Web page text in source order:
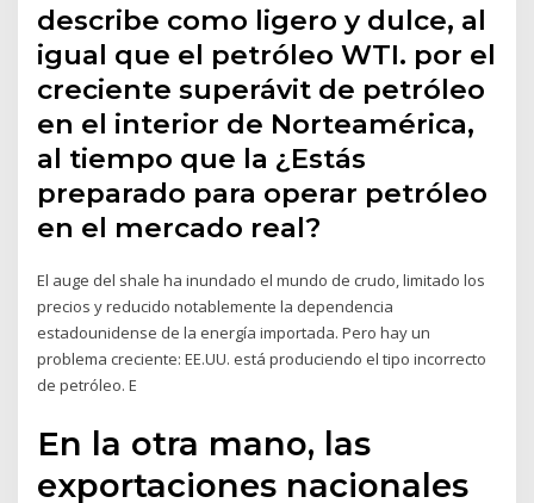
describe como ligero y dulce, al
igual que el petróleo WTI. por el
creciente superávit de petróleo
en el interior de Norteamérica,
al tiempo que la ¿Estás
preparado para operar petróleo
en el mercado real?
El auge del shale ha inundado el mundo de crudo, limitado los
precios y reducido notablemente la dependencia
estadounidense de la energía importada. Pero hay un
problema creciente: EE.UU. está produciendo el tipo incorrecto
de petróleo. E
En la otra mano, las
exportaciones nacionales